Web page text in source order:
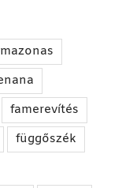
famerevítés
függőszék